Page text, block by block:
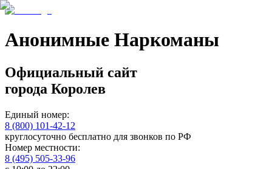
Анонимные Наркоманы
Официальный сайт
города Королев
Единый номер:
8 (800) 101-42-12
круглосуточно бесплатно для звонков по РФ
Номер местности:
8 (495) 505-33-96